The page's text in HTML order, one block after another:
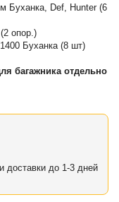
Буханка, Def, Hunter (6
опор.)
Буханка (8 шт)
багажника отдельно
до 1-3 дней